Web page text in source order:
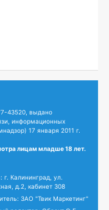
43520, выдано
информационных
17 января 2011 г.
лицам младше 18 лет.
г. Калининград, ул.
д.2, кабинет 308
ЗАО "Твик Маркетинг"